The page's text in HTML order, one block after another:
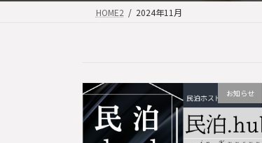
HOME2 2024年11月
お知らせ